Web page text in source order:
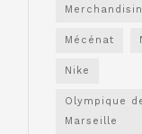
Mécénat
Nike
Olympique
Marseille